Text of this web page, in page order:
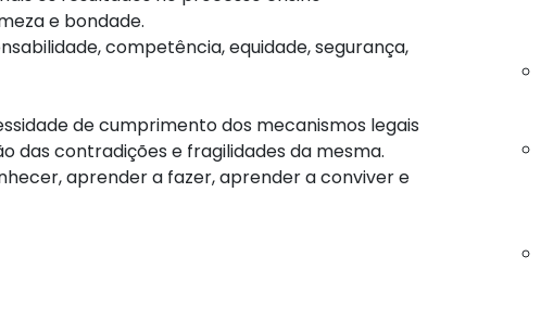
e bondade.
competência, equidade, segurança,
de cumprimento dos mecanismos legais
das contradições e fragilidades da mesma.
aprender a fazer, aprender a conviver e